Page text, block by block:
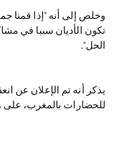
وخلص إلى أنه "إذا قمنا
تكون الأديان سببا في
الحل".
يذكر أنه تم الإعلان عن
للحضارات بالمغرب، على هامش الدورة الـ77